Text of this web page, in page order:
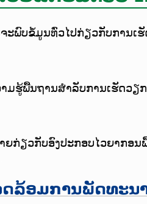
ພົບຂໍ້ມູນທົ່ວໄປກ່ຽວກັບການເ
ຮູ້ພື້ນຖານສຳລັບການເຮັດວຽກ
ກ່ຽວກັບອົງປະກອບໄວຍາກອນ
ລ້ອມການພັດທະນາ